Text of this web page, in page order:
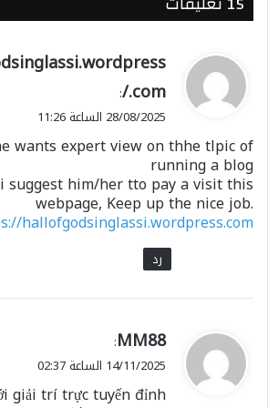
ي
و
ل
.com/
:
28/08/2025 الساعة 11:26
wants expert view on thhe tlpic of
running a blog
him/her tto pay a visit this
webpage, Keep up the nice job.
hallofgodsinglassi.wordpress.com/
رد
ي
ق
ل
MM88
:
14/11/2025 الساعة 02:37
giải trí trực tuyến đỉnh